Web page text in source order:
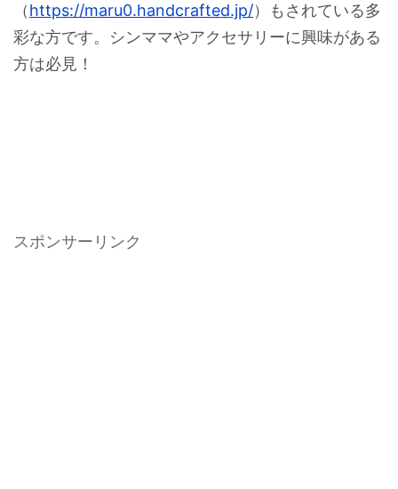
（https://maru0.handcrafted.jp/）もされている多
彩な方です。シンママやアクセサリーに興味がある
方は必見！
スポンサーリンク